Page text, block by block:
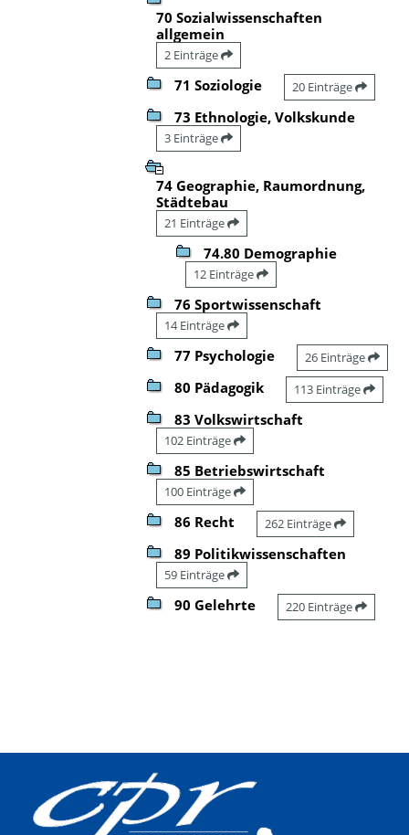
70 Sozialwissenschaften
allgemein
2 Einträge
71 Soziologie 20 Einträge
73 Ethnologie, Volkskunde
3 Einträge
74 Geographie, Raumordnung,
Städtebau
21 Einträge
74.80 Demographie
12 Einträge
76 Sportwissenschaft
14 Einträge
77 Psychologie 26 Einträge
80 Pädagogik 113 Einträge
83 Volkswirtschaft
102 Einträge
85 Betriebswirtschaft
100 Einträge
86 Recht 262 Einträge
89 Politikwissenschaften
59 Einträge
90 Gelehrte 220 Einträge